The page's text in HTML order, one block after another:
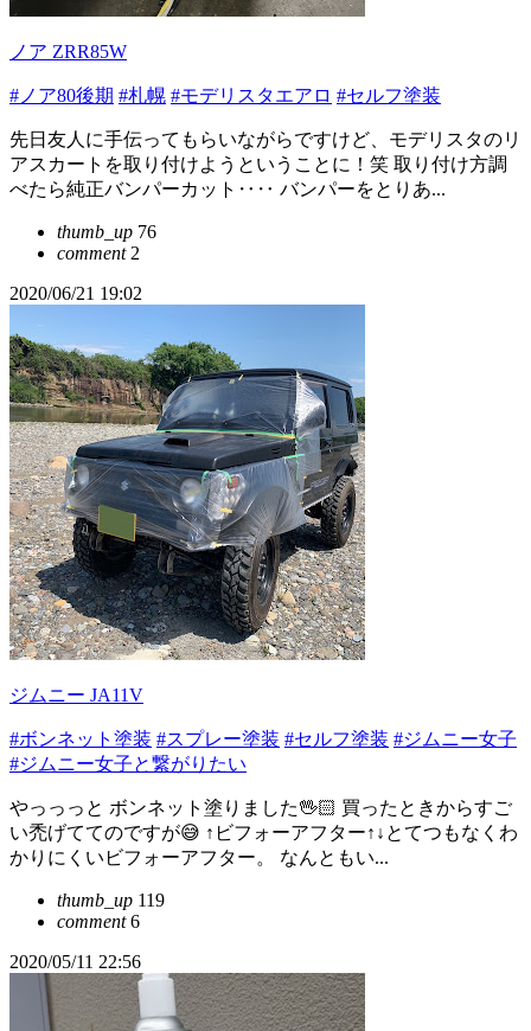
ノア ZRR85W
#ノア80後期 #札幌 #モデリスタエアロ #セルフ塗装
先日友人に手伝ってもらいながらですけど、モデリスタのリ
アスカートを取り付けようということに！笑 取り付け方調
べたら純正バンパーカット‥‥ バンパーをとりあ...
thumb_up 76
comment2
2020/06/21 19:02
ジムニー JA11V
#ボンネット塗装 #スプレー塗装 #セルフ塗装 #ジムニー女子
#ジムニー女子と繋がりたい
やっっっと ボンネット塗りました🖖🏻 買ったときからすご
い禿げててのですが😅 ↑ビフォーアフター↑↓とてつもなくわ
かりにくいビフォーアフター。 なんともい...
thumb_up 119
comment6
2020/05/11 22:56